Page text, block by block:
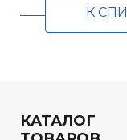
К
КАТАЛОГ